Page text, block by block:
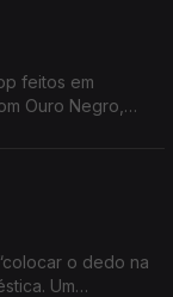
feitos em
Ouro Negro,
o dedo na
Um